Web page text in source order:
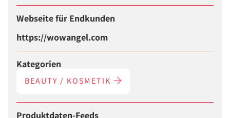
Webseite für Endkunden
https://wowangel.com
Kategorien
BEAUTY / KOSMETIK
Produktdaten-Feeds